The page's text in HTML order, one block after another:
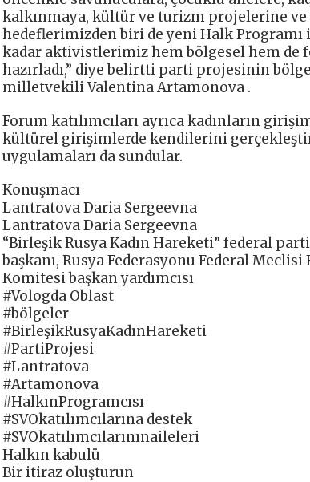
kalkınmaya, kültür ve turizm projelerine
hedeflerimizden biri de yeni Halk Programı
kadar aktivistlerimiz hem bölgesel hem de
hazırladı,” diye belirtti parti projesinin
milletvekili Valentina Artamonova .
Forum katılımcıları ayrıca kadınların
kültürel girişimlerde kendilerini
uygulamaları da sundular.
Konuşmacı
Lantratova Daria Sergeevna
Lantratova Daria Sergeevna
“Birleşik Rusya Kadın Hareketi” federal
başkanı, Rusya Federasyonu Federal
Komitesi başkan yardımcısı
#Vologda Oblast
#bölgeler
#BirleşikRusyaKadınHareketi
#PartiProjesi
#Lantratova
#Artamonova
#HalkınProgramcısı
#SVOkatılımcılarına destek
#SVOkatılımcılarınınaileleri
Halkın kabulü
Bir itiraz oluşturun